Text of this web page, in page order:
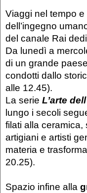
Viaggi nel tempo
dell’ingegno
del canale Rai
Da lunedì a
di un grande
condotti dallo
alle 12.45).
La serie L’arte
lungo i secoli
filati alla
artigiani e artisti
materia e
20.25).
Spazio infine alla